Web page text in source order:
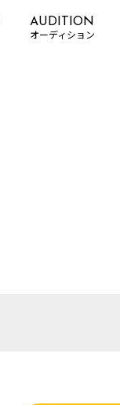
AUDITION